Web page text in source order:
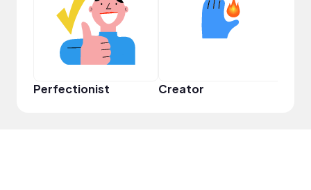
Perfectionist Creator